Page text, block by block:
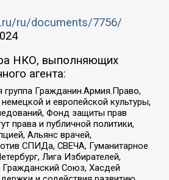
ru/documents/7756/
НКО, выполняющих
агента:
Гражданин.Армия.Право,
и европейской культуры,
Фонд защиты прав
права и публичной политики,
Альянс врачей,
СПИДа, СВЕЧА, Гуманитарное
Лига Избирателей,
Гражданский Союз, Хасдей